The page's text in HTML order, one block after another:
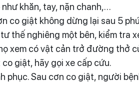
khăn, tay, nặn chanh,…
co giật không dừng lại sau 5
thế nghiêng một bên, kiểm tra
xem có vật cản trở đường thở
giật, hãy gọi xe cấp cứu.
phục. Sau cơn co giật, người